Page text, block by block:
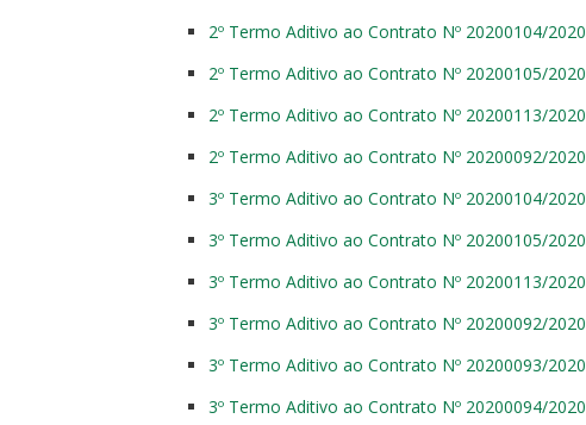
2º Termo Aditivo ao Contrato Nº 20200104/2020
2º Termo Aditivo ao Contrato Nº 20200105/2020
2º Termo Aditivo ao Contrato Nº 20200113/2020
2º Termo Aditivo ao Contrato Nº 20200092/2020
3º Termo Aditivo ao Contrato Nº 20200104/2020
3º Termo Aditivo ao Contrato Nº 20200105/2020
3º Termo Aditivo ao Contrato Nº 20200113/2020
3º Termo Aditivo ao Contrato Nº 20200092/2020
3º Termo Aditivo ao Contrato Nº 20200093/2020
3º Termo Aditivo ao Contrato Nº 20200094/2020